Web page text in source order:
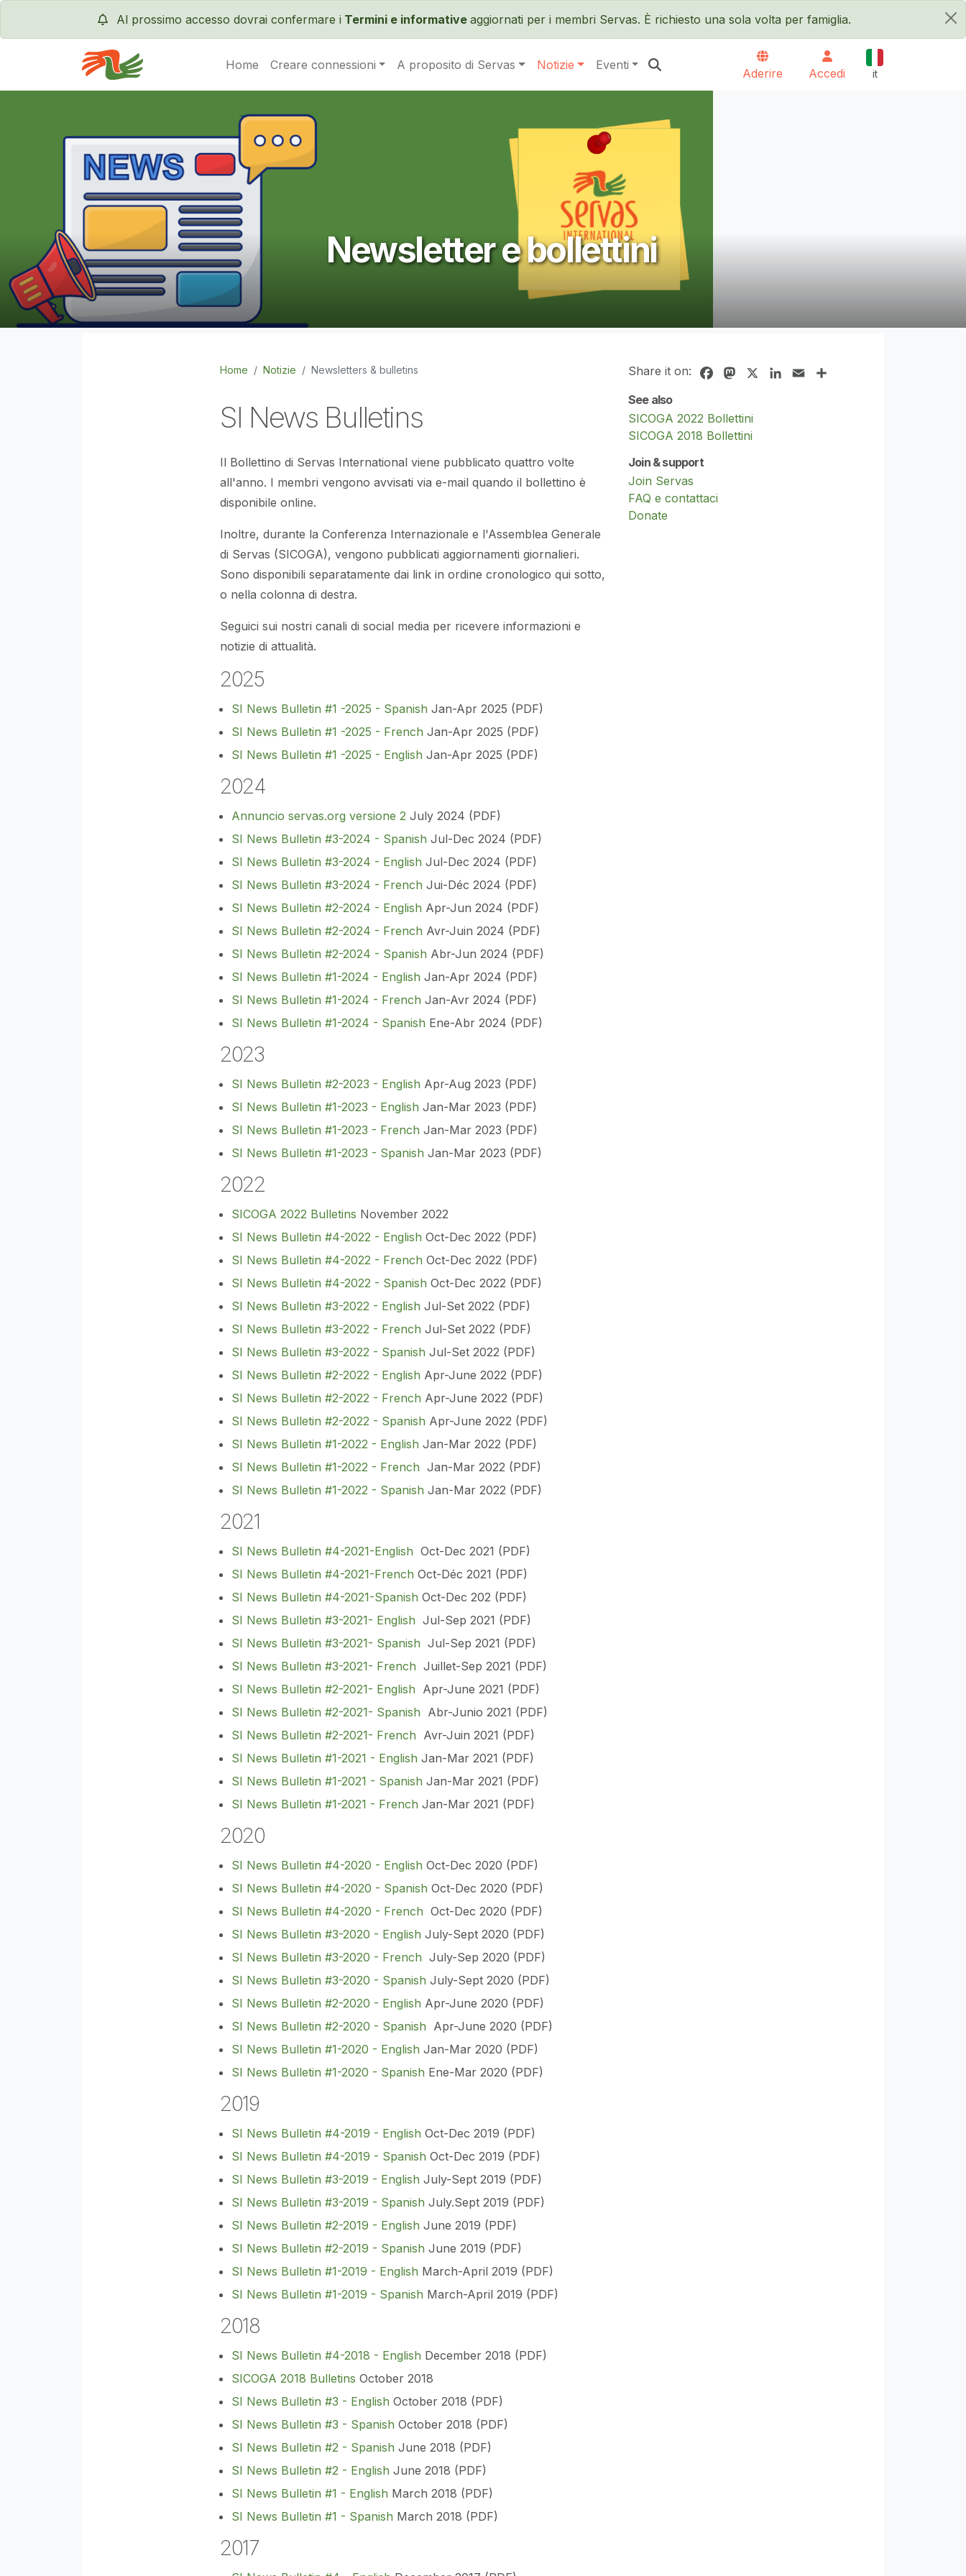
×
Al prossimo accesso dovrai confermare i Termini e informative aggiornati per i membri Servas. È richiesto una sola volta per famiglia.
Servas International Home Creare connessioni A proposito di Servas Notizie Eventi
Aderire Accedi it
Newsletter e bollettini
Home Notizie Newsletters & bulletins
SI News Bulletins
Il Bollettino di Servas International viene pubblicato quattro volte
all'anno. I membri vengono avvisati via e-mail quando il bollettino è
disponibile online.
Inoltre, durante la Conferenza Internazionale e l'Assemblea Generale
di Servas (SICOGA), vengono pubblicati aggiornamenti giornalieri.
Sono disponibili separatamente dai link in ordine cronologico qui sotto,
o nella colonna di destra.
Seguici sui nostri canali di social media per ricevere informazioni e
notizie di attualità.
2025
SI News Bulletin #1 -2025 - Spanish Jan-Apr 2025 (PDF)
SI News Bulletin #1 -2025 - French Jan-Apr 2025 (PDF)
SI News Bulletin #1 -2025 - English Jan-Apr 2025 (PDF)
2024
Annuncio servas.org versione 2 July 2024 (PDF)
SI News Bulletin #3-2024 - Spanish Jul-Dec 2024 (PDF)
SI News Bulletin #3-2024 - English Jul-Dec 2024 (PDF)
SI News Bulletin #3-2024 - French Jui-Déc 2024 (PDF)
SI News Bulletin #2-2024 - English Apr-Jun 2024 (PDF)
SI News Bulletin #2-2024 - French Avr-Juin 2024 (PDF)
SI News Bulletin #2-2024 - Spanish Abr-Jun 2024 (PDF)
SI News Bulletin #1-2024 - English Jan-Apr 2024 (PDF)
SI News Bulletin #1-2024 - French Jan-Avr 2024 (PDF)
SI News Bulletin #1-2024 - Spanish Ene-Abr 2024 (PDF)
2023
SI News Bulletin #2-2023 - English Apr-Aug 2023 (PDF)
SI News Bulletin #1-2023 - English Jan-Mar 2023 (PDF)
SI News Bulletin #1-2023 - French Jan-Mar 2023 (PDF)
SI News Bulletin #1-2023 - Spanish Jan-Mar 2023 (PDF)
2022
SICOGA 2022 Bulletins November 2022
SI News Bulletin #4-2022 - English Oct-Dec 2022 (PDF)
SI News Bulletin #4-2022 - French Oct-Dec 2022 (PDF)
SI News Bulletin #4-2022 - Spanish Oct-Dec 2022 (PDF)
SI News Bulletin #3-2022 - English Jul-Set 2022 (PDF)
SI News Bulletin #3-2022 - French Jul-Set 2022 (PDF)
SI News Bulletin #3-2022 - Spanish Jul-Set 2022 (PDF)
SI News Bulletin #2-2022 - English Apr-June 2022 (PDF)
SI News Bulletin #2-2022 - French Apr-June 2022 (PDF)
SI News Bulletin #2-2022 - Spanish Apr-June 2022 (PDF)
SI News Bulletin #1-2022 - English Jan-Mar 2022 (PDF)
SI News Bulletin #1-2022 - French Jan-Mar 2022 (PDF)
SI News Bulletin #1-2022 - Spanish Jan-Mar 2022 (PDF)
2021
SI News Bulletin #4-2021-English Oct-Dec 2021 (PDF)
SI News Bulletin #4-2021-French Oct-Déc 2021 (PDF)
SI News Bulletin #4-2021-Spanish Oct-Dec 202 (PDF)
SI News Bulletin #3-2021- English Jul-Sep 2021 (PDF)
SI News Bulletin #3-2021- Spanish Jul-Sep 2021 (PDF)
SI News Bulletin #3-2021- French Juillet-Sep 2021 (PDF)
SI News Bulletin #2-2021- English Apr-June 2021 (PDF)
SI News Bulletin #2-2021- Spanish Abr-Junio 2021 (PDF)
SI News Bulletin #2-2021- French Avr-Juin 2021 (PDF)
SI News Bulletin #1-2021 - English Jan-Mar 2021 (PDF)
SI News Bulletin #1-2021 - Spanish Jan-Mar 2021 (PDF)
SI News Bulletin #1-2021 - French Jan-Mar 2021 (PDF)
2020
SI News Bulletin #4-2020 - English Oct-Dec 2020 (PDF)
SI News Bulletin #4-2020 - Spanish Oct-Dec 2020 (PDF)
SI News Bulletin #4-2020 - French Oct-Dec 2020 (PDF)
SI News Bulletin #3-2020 - English July-Sept 2020 (PDF)
SI News Bulletin #3-2020 - French July-Sep 2020 (PDF)
SI News Bulletin #3-2020 - Spanish July-Sept 2020 (PDF)
SI News Bulletin #2-2020 - English Apr-June 2020 (PDF)
SI News Bulletin #2-2020 - Spanish Apr-June 2020 (PDF)
SI News Bulletin #1-2020 - English Jan-Mar 2020 (PDF)
SI News Bulletin #1-2020 - Spanish Ene-Mar 2020 (PDF)
2019
SI News Bulletin #4-2019 - English Oct-Dec 2019 (PDF)
SI News Bulletin #4-2019 - Spanish Oct-Dec 2019 (PDF)
SI News Bulletin #3-2019 - English July-Sept 2019 (PDF)
SI News Bulletin #3-2019 - Spanish July.Sept 2019 (PDF)
SI News Bulletin #2-2019 - English June 2019 (PDF)
SI News Bulletin #2-2019 - Spanish June 2019 (PDF)
SI News Bulletin #1-2019 - English March-April 2019 (PDF)
SI News Bulletin #1-2019 - Spanish March-April 2019 (PDF)
2018
SI News Bulletin #4-2018 - English December 2018 (PDF)
SICOGA 2018 Bulletins October 2018
SI News Bulletin #3 - English October 2018 (PDF)
SI News Bulletin #3 - Spanish October 2018 (PDF)
SI News Bulletin #2 - Spanish June 2018 (PDF)
SI News Bulletin #2 - English June 2018 (PDF)
SI News Bulletin #1 - English March 2018 (PDF)
SI News Bulletin #1 - Spanish March 2018 (PDF)
2017
Share it on: FacebookMastodonLinkedIn
Email
See also
SICOGA 2022 Bollettini
SICOGA 2018 Bollettini
Join & support
Join Servas
FAQ e contattaci
Donate